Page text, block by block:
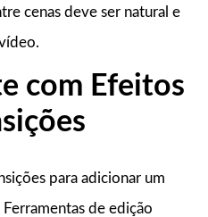
cenas deve ser natural e
com Efeitos
para adicionar um
de edição